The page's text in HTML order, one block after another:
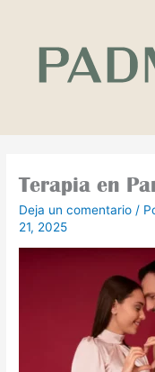
contenido
Terapia en
Deja un comentario /
21, 2025